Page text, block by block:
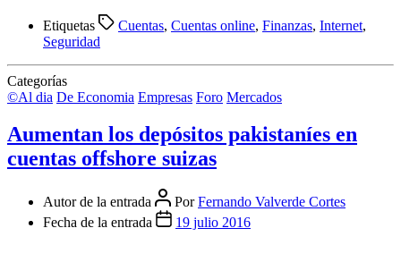
Etiquetas Cuentas, Cuentas online, Finanzas, Internet,
Seguridad
Categorías
©Al dia De Economia Empresas Foro Mercados
Aumentan los depósitos pakistaníes en
cuentas offshore suizas
Autor de la entrada PorFernando Valverde Cortes
Fecha de la entrada
19 julio 2016